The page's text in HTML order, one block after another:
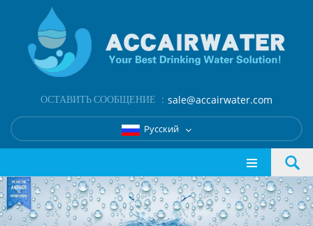
ОСТАВИТЬ СООБЩЕНИЕ ： sale@accairwater.com
Русский